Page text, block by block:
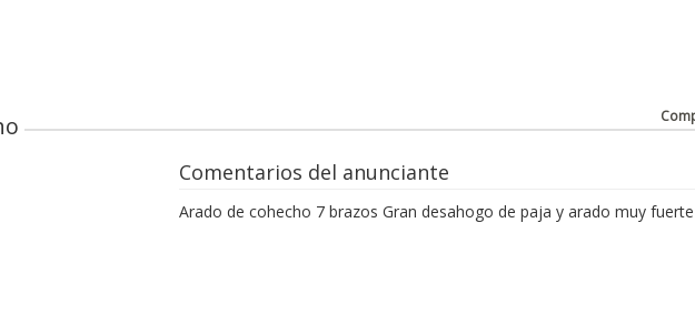
Comentarios del anunciante
Arado de cohecho 7 brazos Gran desahogo de paja y arado muy fuerte